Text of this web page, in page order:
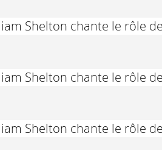
Shelton chante le rôle
Shelton chante le rôle
Shelton chante le rôle